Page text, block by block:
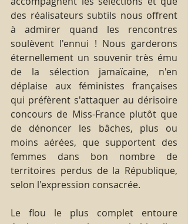
des réalisateurs subtils nous offrent
à admirer quand les rencontres
soulèvent l'ennui ! Nous garderons
éternellement un souvenir très ému
de la sélection jamaïcaine, n'en
déplaise aux féministes françaises
qui préfèrent s'attaquer au dérisoire
concours de Miss-France plutôt que
de dénoncer les bâches, plus ou
moins aérées, que supportent des
femmes dans bon nombre de
territoires perdus de la République,
selon l'expression consacrée.
Le flou le plus complet entoure